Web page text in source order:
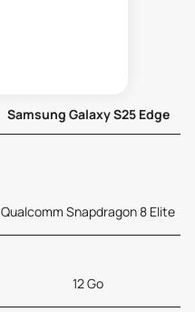
Samsung Galaxy S25 Edge
Qualcomm Snapdragon 8 Elite
12 Go